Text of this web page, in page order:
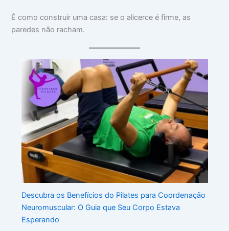
É como construir uma casa: se o alicerce é firme, as
paredes não racham.
Descubra os Benefícios do Pilates para Coordenação
Neuromuscular: O Guia que Seu Corpo Estava
Esperando